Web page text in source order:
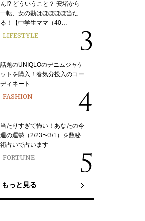
ん!? どういうこと？ 安堵から
一転、女の勘はほぼほぼ当た
る！【中学生ママ（40…
LIFESTYLE
話題のUNIQLOのデニムジャケ
ットを購入！春気分投入のコー
ディネート
FASHION
当たりすぎて怖い！あなたの今
週の運勢（2/23〜3/1）を数秘
術占いで占います
FORTUNE
もっと見る